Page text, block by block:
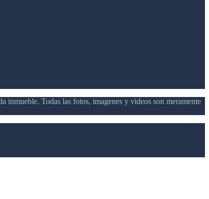
inmueble. Todas las fotos, imagenes y videos son meramente